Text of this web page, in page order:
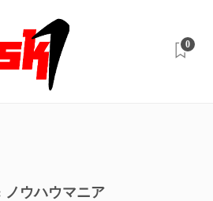
0
ノウハウマニア